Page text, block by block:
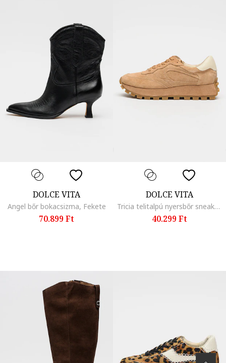
DOLCE VITA
Angel bőr bokacsizma, Fekete
70.899 Ft
DOLCE VITA
Tricia telitalpú nyersbőr sneaker, Tevebarna
40.299 Ft